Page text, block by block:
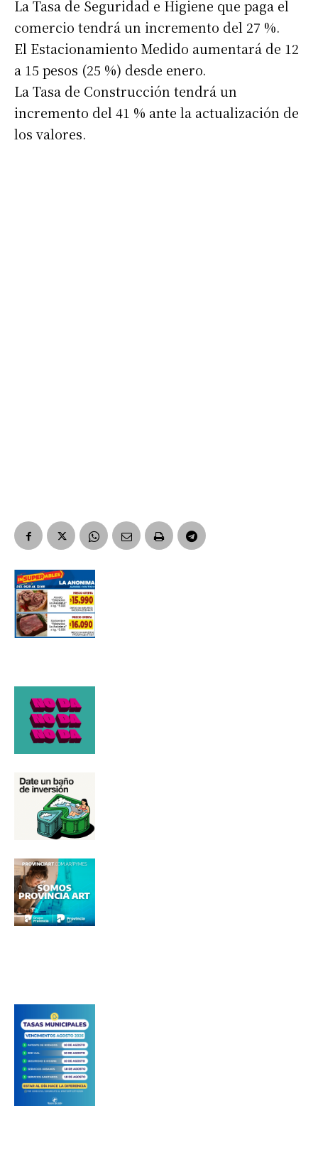
Suscribirme gratis
La Tasa de Seguridad e Higiene que paga el
comercio tendrá un incremento del 27 %.
El Estacionamiento Medido aumentará de 12
a 15 pesos (25 %) desde enero.
La Tasa de Construcción tendrá un
incremento del 41 % ante la actualización de
los valores.